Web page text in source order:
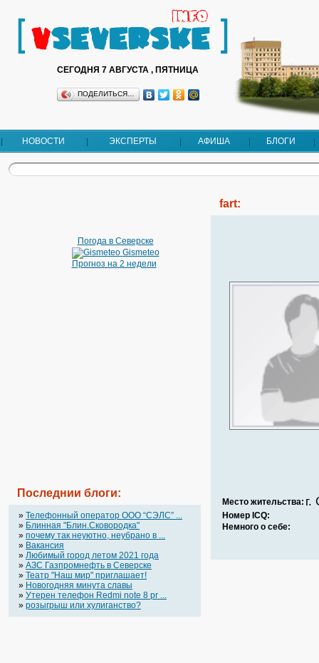
СЕГОДНЯ 7 АВГУСТА , ПЯТНИЦА
ПОДЕЛИТЬСЯ…
НОВОСТИ ЭКСПЕРТЫ АФИША БЛОГИ
Погода в Северске
Gismeteo
Прогноз на 2 недели
Последнии блоги:
» Телефонный оператор OOO “СЭЛС” ...
» Блинная "Блин.Сковородка"
» почему так неуютно, неубрано в ...
» Вакансия
» Любимый город летом 2021 года
» АЗС Газпромнефть в Северске
» Театр "Наш мир" приглашает!
» Новогодняя минута славы
» Утерен телефон Redmi note 8 pr ...
» розыгрыш или хулиганство?
fart:
Место жительства: г.
Номер ICQ:
Немного о себе: